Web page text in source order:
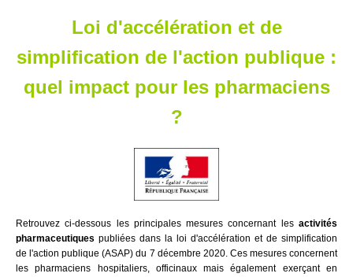
Loi d'accélération et de
simplification de l'action publique :
quel impact pour les pharmaciens
?
Retrouvez ci-dessous les principales mesures concernant les activités
pharmaceutiques publiées dans la loi d'accélération et de simplification
de l'action publique (ASAP) du 7 décembre 2020. Ces mesures concernent
les pharmaciens hospitaliers, officinaux mais également exerçant en